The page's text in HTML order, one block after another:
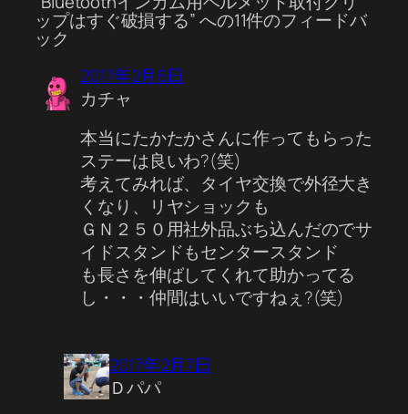
ップはすぐ破損する” への11件のフィードバ
ック
2017年2月6日
カチャ
本当にたかたかさんに作ってもらった
ステーは良いわ?(笑)
考えてみれば、タイヤ交換で外径大き
くなり、リヤショックも
ＧＮ２５０用社外品ぶち込んだのでサ
イドスタンドもセンタースタンド
も長さを伸ばしてくれて助かってる
し・・・仲間はいいですねぇ?(笑)
2017年2月7日
Ｄパパ